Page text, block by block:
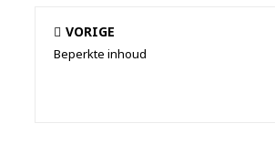
VORIGE
Beperkte inhoud